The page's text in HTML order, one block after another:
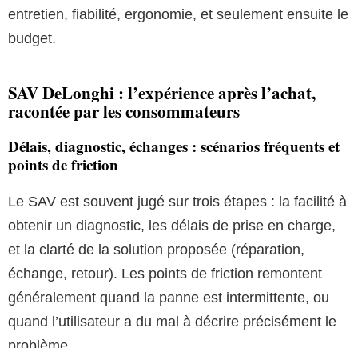
entretien, fiabilité, ergonomie, et seulement ensuite le
budget.
SAV DeLonghi : l’expérience après l’achat,
racontée par les consommateurs
Délais, diagnostic, échanges : scénarios fréquents et
points de friction
Le SAV est souvent jugé sur trois étapes : la facilité à
obtenir un diagnostic, les délais de prise en charge,
et la clarté de la solution proposée (réparation,
échange, retour). Les points de friction remontent
généralement quand la panne est intermittente, ou
quand l’utilisateur a du mal à décrire précisément le